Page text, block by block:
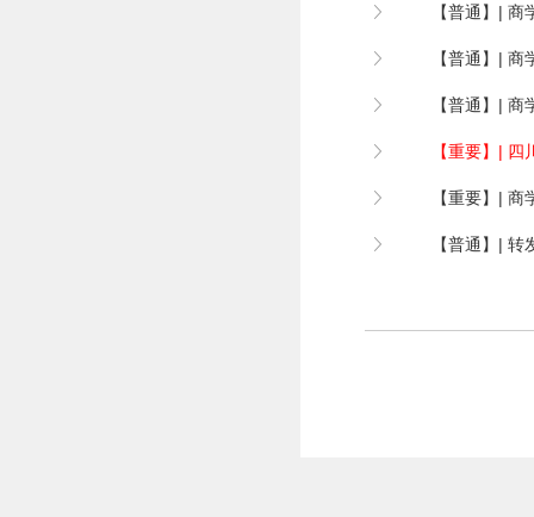
【普通】| 商
【普通】| 商
【普通】| 商
【重要】| 四
【重要】| 商
【普通】| 转